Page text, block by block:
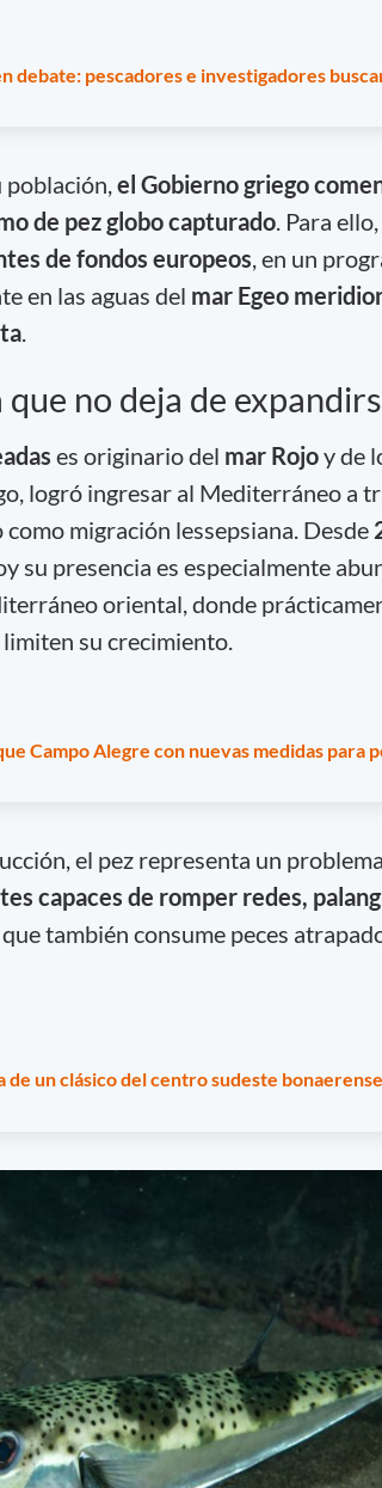
debate: pescadores e investigadores
el Gobierno griego
de pez globo capturado. Para
de fondos europeos , en un
en las aguas del mar Egeo
.
no deja de
es originario del mar Rojoy de
logró ingresar al Mediterráneo a
migración lessepsiana. Desde
su presencia es especialmente
oriental, donde
su crecimiento.
Campo Alegre con nuevas medidas para
el pez representa un
capaces de romper redes,
también consume peces
de un clásico del centro sudeste bonaerense